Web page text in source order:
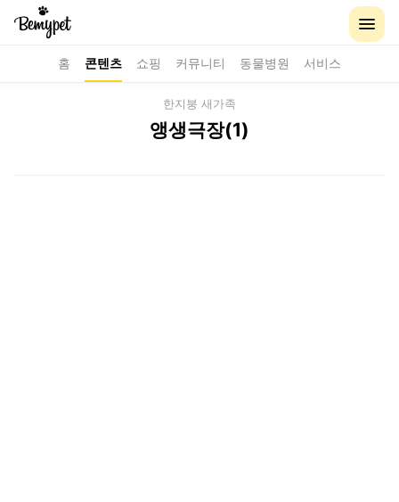
홈 콘텐츠 쇼핑 커뮤니티 동물병원 서비스
한지붕 새가족
앵생극장(1)